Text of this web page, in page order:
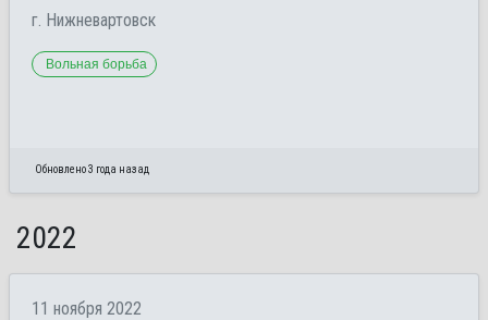
г. Нижневартовск
Вольная борьба
Обновлено 3 года назад
2022
11 ноября 2022